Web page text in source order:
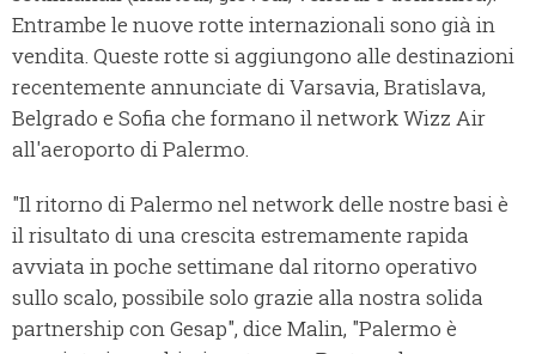
Entrambe le nuove rotte internazionali sono già in
vendita. Queste rotte si aggiungono alle destinazioni
recentemente annunciate di Varsavia, Bratislava,
Belgrado e Sofia che formano il network Wizz Air
all'aeroporto di Palermo.
"Il ritorno di Palermo nel network delle nostre basi è
il risultato di una crescita estremamente rapida
avviata in poche settimane dal ritorno operativo
sullo scalo, possibile solo grazie alla nostra solida
partnership con Gesap", dice Malin, "Palermo è